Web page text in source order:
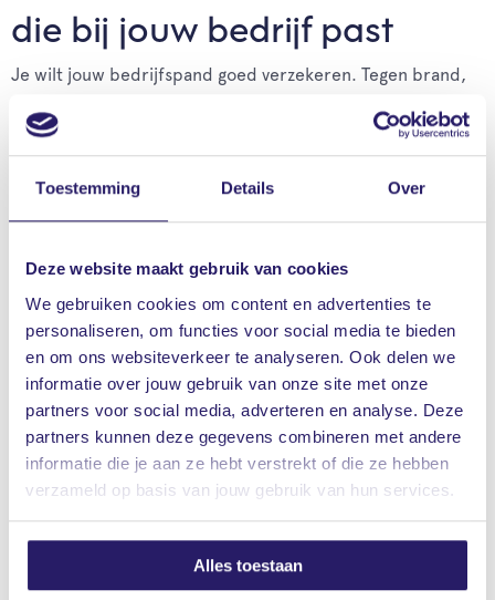
Toestemming Details Over
Deze website maakt gebruik van cookies
We gebruiken cookies om content en advertenties te
personaliseren, om functies voor social media te bieden
en om ons websiteverkeer te analyseren. Ook delen we
informatie over jouw gebruik van onze site met onze
partners voor social media, adverteren en analyse. Deze
partners kunnen deze gegevens combineren met andere
informatie die je aan ze hebt verstrekt of die ze hebben
verzameld op basis van jouw gebruik van hun services.
Alles toestaan
die bij jouw bedrijf past
Je wilt jouw bedrijfspand goed verzekeren. Tegen brand,
inbraak, storm of andere gebeurtenissen die jouw
bedrijfsgebouw beschadigen. Bij Vrieling mag je hoge eisen
inclusief vergoeding van huurderving,
bestratingskosten en tuinaanleg
inclusief vergoeding van bereddings- en
opruimingskosten: kosten die je maakt om direct
dreigende schade te voorkomen of verminderen
op basis van de herbouwwaarde: de beste garantie
tegen onderverzekering
Persoonlijke begeleiding bij schade